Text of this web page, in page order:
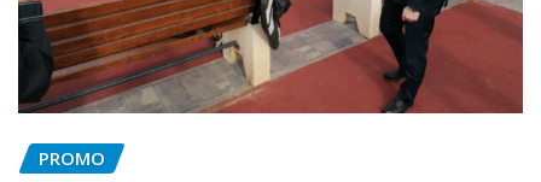
PROMO